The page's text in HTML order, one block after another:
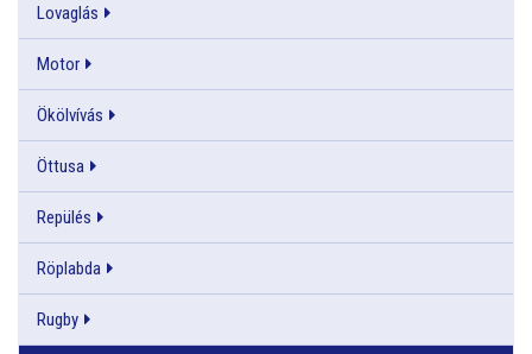
Lovaglás
Motor
Ökölvívás
Öttusa
Repülés
Röplabda
Rugby